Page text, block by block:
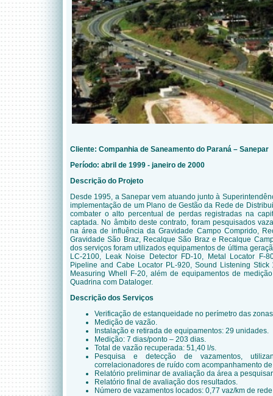
Cliente: Companhia de Saneamento do Paraná – Sanepar
Período: abril de 1999 - janeiro de 2000
Descrição do Projeto
Desde 1995, a Sanepar vem atuando junto à
implementação de um Plano de Gestão da Rede de
combater o alto percentual de perdas registradas na
captada. No âmbito deste contrato, foram pesquisados
na área de influência da Gravidade Campo Comprido,
Gravidade São Braz, Recalque São Braz e Recalque
dos serviços foram utilizados equipamentos de última
LC-2100, Leak Noise Detector FD-10, Metal Locator F-
Pipeline and Cabe Locator PL-920, Sound Listening
Measuring Whell F-20, além de equipamentos de
Quadrina com Dataloger.
Descrição dos Serviços
Verificação de estanqueidade no perímetro das
Medição de vazão.
Instalação e retirada de equipamentos: 29 unidades.
Medição: 7 dias/ponto – 203 dias.
Total de vazão recuperada: 51,40 l/s.
Pesquisa e detecção de vazamentos,
correlacionadores de ruído com acompanhamento
Relatório preliminar de avaliação da área a
Relatório final de avaliação dos resultados.
Número de vazamentos locados: 0,77 vaz/km de